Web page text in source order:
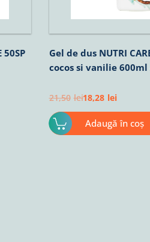
Gel de dus NUTRI
cocos si vanilie 600ml
21,50 lei18,28 lei
Adaugă în coș